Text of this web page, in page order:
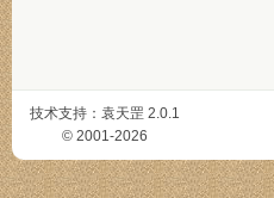
技术支持： 袁天罡 2.0.1
© 2001-2026